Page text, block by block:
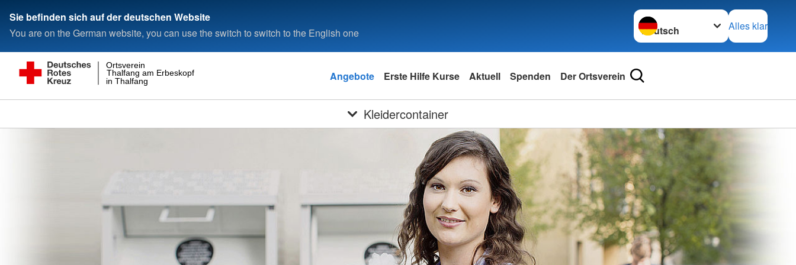
Sie befinden sich auf der deutschen Website
You are on the German website, you can use the switch to switch to the English one
Sprache wechseln zu
Alles klar
in Thalfang
Thalfang am Erbeskopf e.V.
Ortsverein
Angebote Erste Hilfe Kurse Aktuell Spenden Der Ortsverein
Kleidercontainer